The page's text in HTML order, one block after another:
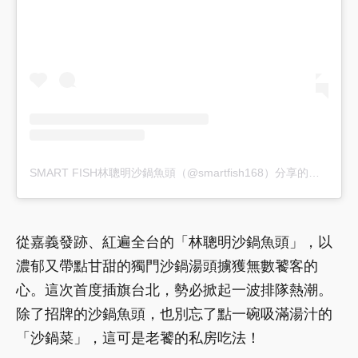
SMART FISH林聰明沙鍋魚頭（@smartfish168）分享的貼文
從嘉義發跡、紅遍全台的「林聰明沙鍋魚頭」，以
濃郁又帶點甘甜的獨門沙鍋湯頭擄獲無數饕客的
心。這次首度插旗台北，勢必掀起一波排隊熱潮。
除了招牌的沙鍋魚頭，也別忘了點一碗吸滿湯汁的
「沙鍋菜」，這可是老饕的私房吃法！